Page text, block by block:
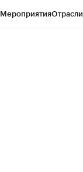
МероприятияОтрасли